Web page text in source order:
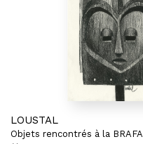
LOUSTAL
Objets rencontrés à la BRAFA